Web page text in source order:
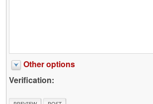
Other options
Verification: